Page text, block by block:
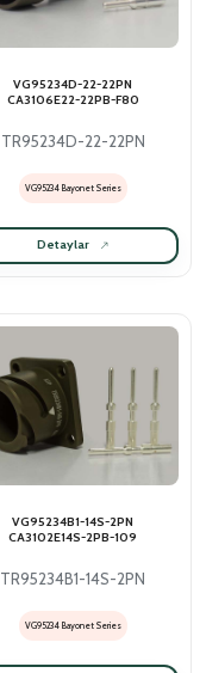
VG95234D-22-22PN
CA3106E22-22PB-F80
TR95234D-22-22PN
VG95234 Bayonet Series
Detaylar
VG95234B1-14S-2PN
CA3102E14S-2PB-109
TR95234B1-14S-2PN
VG95234 Bayonet Series